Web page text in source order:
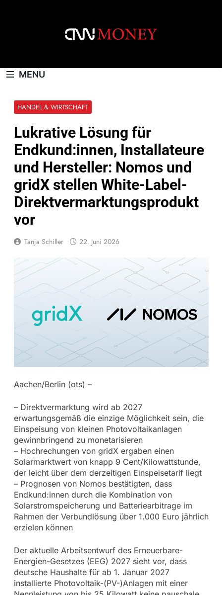
MENU
HANDEL & WIRTSCHAFT
Lukrative Lösung für
Endkund:innen, Installateure
und Hersteller: Nomos und
gridX stellen White-Label-
Direktvermarktungsprodukt
vor
Tanja Schiller 22. Juni 2026
Aachen/Berlin (ots) –
– Direktvermarktung wird ab 2027
erwartungsgemäß die einzige Möglichkeit sein, die
Einspeisung von kleinen Photovoltaikanlagen
gewinnbringend zu monetarisieren
– Hochrechungen von gridX ergaben einen
Solarmarktwert von knapp 9 Cent/Kilowattstunde,
der leicht über dem derzeitigen Einspeisetarif liegt
– Prognosen von Nomos bestätigten, dass
Endkund:innen durch die Kombination von
Solarstromspeicherung und Batteriearbitrage im
Rahmen der Verbundlösung über 1.000 Euro jährlich
erzielen können
Der aktuelle Arbeitsentwurf des Erneuerbare-
Energien-Gesetzes (EEG) 2027 sieht vor, dass
deutsche Haushalte für ab 1. Januar 2027
installierte Photovoltaik-(PV-)Anlagen mit einer